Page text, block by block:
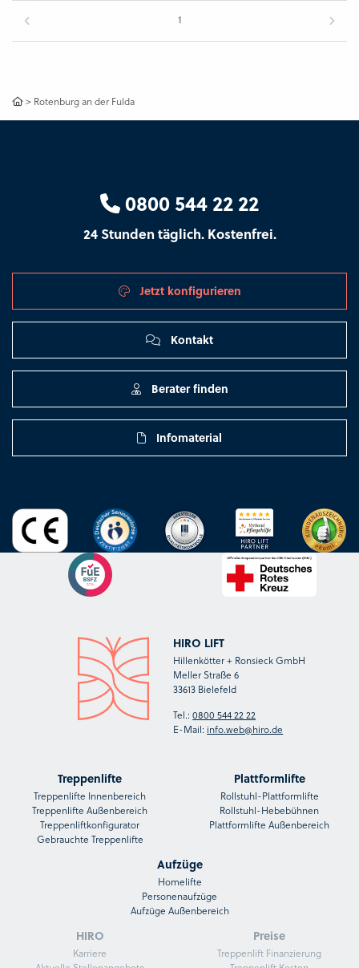
1
> Rotenburg an der Fulda
0800 544 22 22
24 Stunden täglich. Kostenfrei.
Jetzt konfigurieren
Kontakt
Berater finden
Infomaterial
HIRO LIFT
Hillenkötter + Ronsieck GmbH
Meller Straße 6
33613 Bielefeld
Tel.:0800 544 22 22
E-Mail: info.web@hiro.de
Treppenlifte
Treppenlifte Innenbereich
Treppenlifte Außenbereich
Treppenliftkonfigurator
Gebrauchte Treppenlifte
Plattformlifte
Rollstuhl-Plattformlifte
Rollstuhl-Hebebühnen
Plattformlifte Außenbereich
Aufzüge
Homelifte
Personenaufzüge
Aufzüge Außenbereich
HIRO
Karriere
Preise
Treppenlift Finanzierung